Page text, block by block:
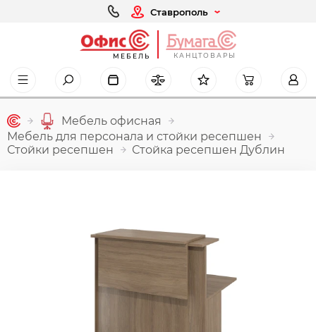
Ставрополь
МЕБЕЛЬ КАНЦТОВАРЫ
Мебель офисная
Мебель для персонала и стойки ресепшен
Стойки ресепшен
Стойка ресепшен Дублин